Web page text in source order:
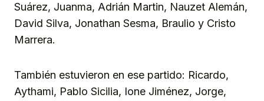
Suárez, Juanma, Adrián Martin, Nauzet Alemán,
David Silva, Jonathan Sesma, Braulio y Cristo
Marrera.
También estuvieron en ese partido: Ricardo,
Aythami, Pablo Sicilia, Ione Jiménez, Jorge,